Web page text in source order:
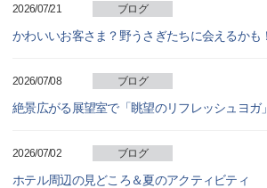
2026/07/21 ブログ
かわいいお客さま？野うさぎたちに会えるかも！
2026/07/08 ブログ
絶景広がる展望室で「眺望のリフレッシュヨガ
2026/07/02 ブログ
ホテル周辺の見どころ＆夏のアクティビティ